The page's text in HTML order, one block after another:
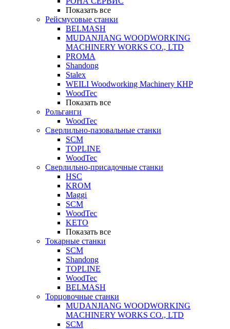
Показать все
Рейсмусовые станки
BELMASH
MUDANJIANG WOODWORKING
MACHINERY WORKS CO., LTD
PROMA
Shandong
Stalex
WEILI Woodworking Machinery КНР
WoodTec
Показать все
Рольганги
WoodTec
Сверлильно-пазовальные станки
SCM
TOPLINE
WoodTec
Сверлильно-присадочные станки
HSC
KROM
Maggi
SCM
WoodTec
KETO
Показать все
Токарные станки
SCM
Shandong
TOPLINE
WoodTec
BELMASH
Торцовочные станки
MUDANJIANG WOODWORKING
MACHINERY WORKS CO., LTD
SCM